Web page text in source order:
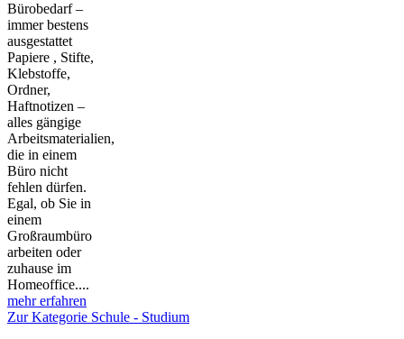
Bürobedarf –
immer bestens
ausgestattet
Papiere , Stifte,
Klebstoffe,
Ordner,
Haftnotizen –
alles gängige
Arbeitsmaterialien,
die in einem
Büro nicht
fehlen dürfen.
Egal, ob Sie in
einem
Großraumbüro
arbeiten oder
zuhause im
Homeoffice....
mehr erfahren
Zur Kategorie Schule - Studium